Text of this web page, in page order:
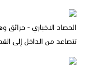
الحصاد الاخباري - حرائق
تتصاعد من الداخل إلى القدس